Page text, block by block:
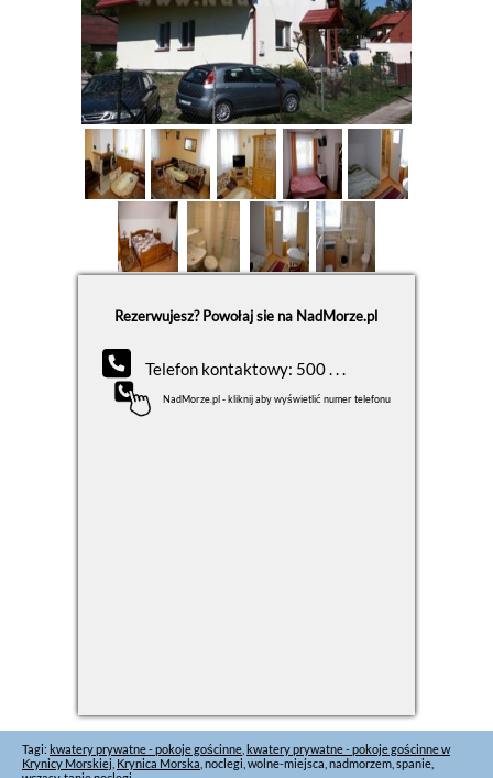
Rezerwujesz? Powołaj sie na NadMorze.pl
Telefon kontaktowy: 500 . . .
NadMorze.pl - kliknij aby wyświetlić numer telefonu
Tagi: kwatery prywatne - pokoje gościnne kwatery prywatne - pokoje gościnne w
Krynicy Morskiej Krynica Morska , noclegi, wolne-miejsca, nadmorzem, spanie,